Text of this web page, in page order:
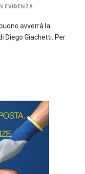
EVIDENZA
avverrà la
Diego Giachetti. Per